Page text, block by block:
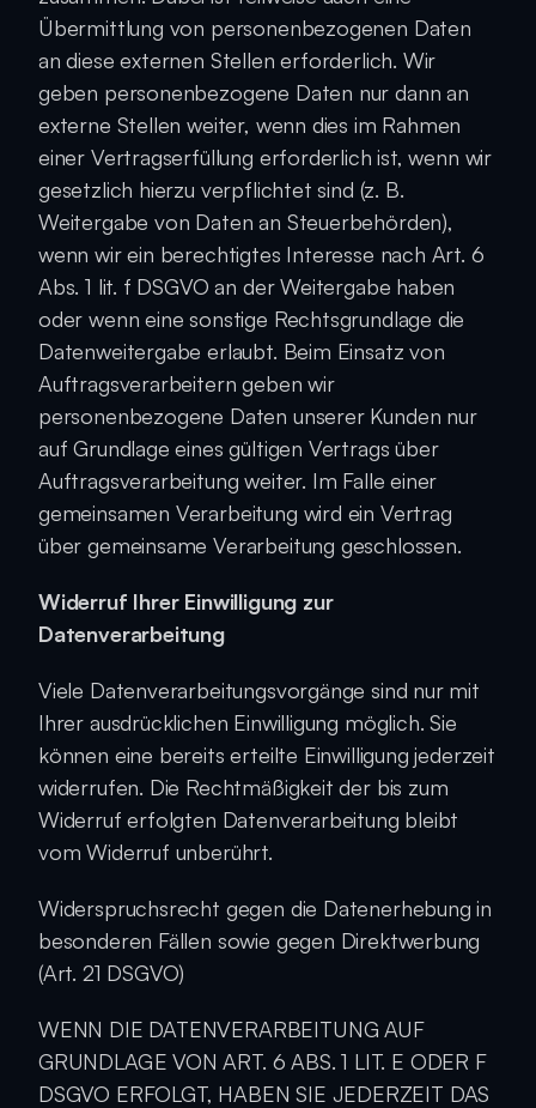
Übermittlung von personenbezogenen Daten
an diese externen Stellen erforderlich. Wir
geben personenbezogene Daten nur dann an
externe Stellen weiter, wenn dies im Rahmen
einer Vertragserfüllung erforderlich ist, wenn wir
gesetzlich hierzu verpflichtet sind (z. B.
Weitergabe von Daten an Steuerbehörden),
wenn wir ein berechtigtes Interesse nach Art. 6
Abs. 1 lit. f DSGVO an der Weitergabe haben
oder wenn eine sonstige Rechtsgrundlage die
Datenweitergabe erlaubt. Beim Einsatz von
Auftragsverarbeitern geben wir
personenbezogene Daten unserer Kunden nur
auf Grundlage eines gültigen Vertrags über
Auftragsverarbeitung weiter. Im Falle einer
gemeinsamen Verarbeitung wird ein Vertrag
über gemeinsame Verarbeitung geschlossen.
Widerruf Ihrer Einwilligung zur
Datenverarbeitung
Viele Datenverarbeitungsvorgänge sind nur mit
Ihrer ausdrücklichen Einwilligung möglich. Sie
können eine bereits erteilte Einwilligung jederzeit
widerrufen. Die Rechtmäßigkeit der bis zum
Widerruf erfolgten Datenverarbeitung bleibt
vom Widerruf unberührt.
Widerspruchsrecht gegen die Datenerhebung in
besonderen Fällen sowie gegen Direktwerbung
(Art. 21 DSGVO)
WENN DIE DATENVERARBEITUNG AUF
GRUNDLAGE VON ART. 6 ABS. 1 LIT. E ODER F
DSGVO ERFOLGT, HABEN SIE JEDERZEIT DAS